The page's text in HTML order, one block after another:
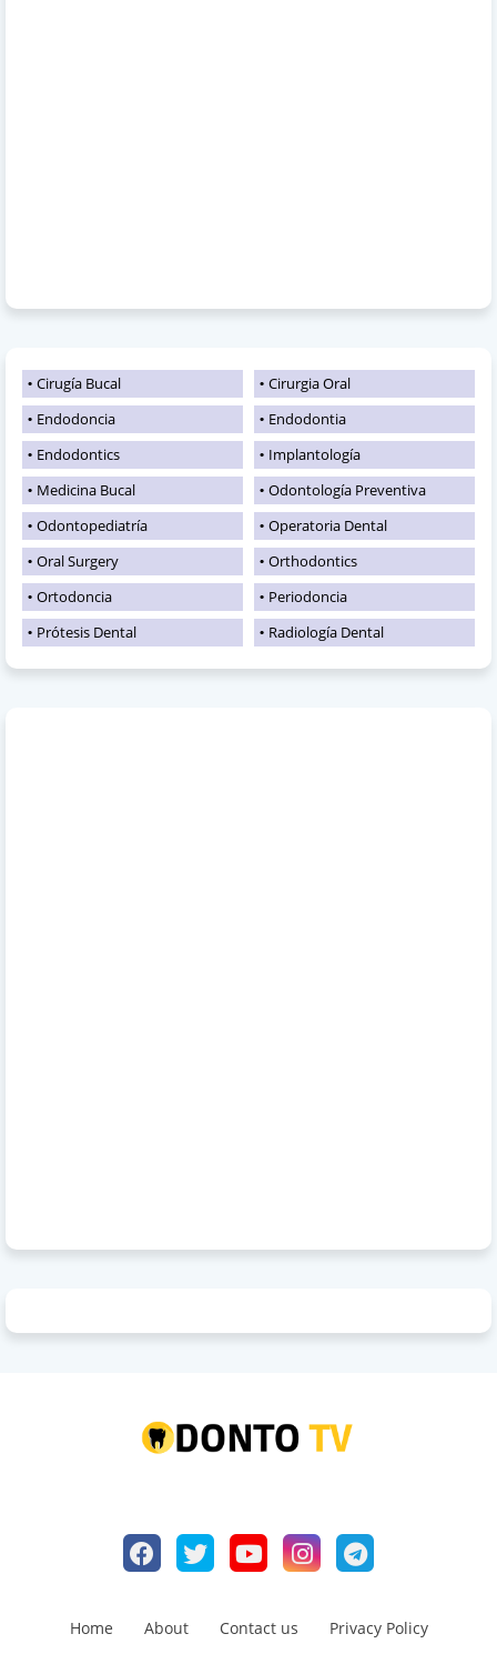
Cirugía Bucal
Cirurgia Oral
Endodoncia
Endodontia
Endodontics
Implantología
Medicina Bucal
Odontología Preventiva
Odontopediatría
Operatoria Dental
Oral Surgery
Orthodontics
Ortodoncia
Periodoncia
Prótesis Dental
Radiología Dental
Home About Contact us
Privacy Policy